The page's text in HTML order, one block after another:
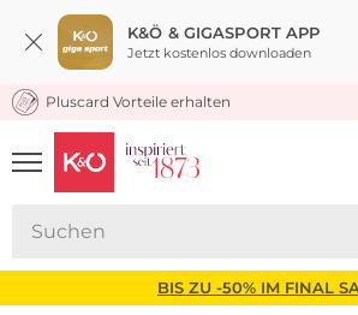
K&Ö & GIGASPORT APP
Jetzt kostenlos downloaden
KOSTENLOSER VERSAND* &
Pluscard Vorteile erhalten
UNSERE APP
CLICK &
BIS ZU -50% IM FINAL